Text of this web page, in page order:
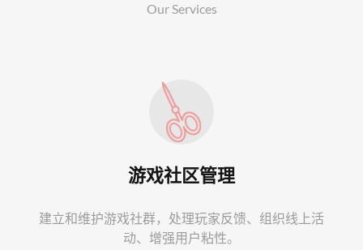
Our Services
游戏社区管理
建立和维护游戏社群，处理玩家反馈、组织线上活
动、增强用户粘性。